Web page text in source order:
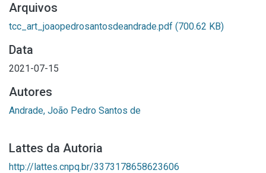
Arquivos
tcc_art_joaopedrosantosdeandrade.pdf (700.62 KB)
Data
2021-07-15
Autores
Andrade, João Pedro Santos de
Lattes da Autoria
http://lattes.cnpq.br/3373178658623606